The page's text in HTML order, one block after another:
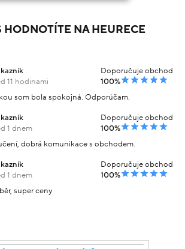
HODNOTÍTE NA HEURECE
11 hodinami
Doporučuje obchod
100%
som bola spokojná. Odporúčam.
1 dnem
Doporučuje obchod
100%
dobrá komunikace s obchodem.
1 dnem
Doporučuje obchod
100%
super ceny